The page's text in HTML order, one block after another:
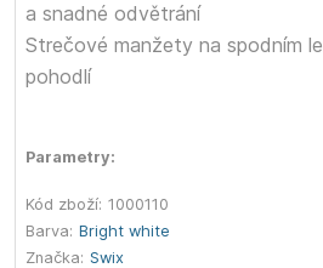
a snadné odvětrání
Strečové manžety na spodním
pohodlí
Parametry:
Kód zboží: 1000110
Barva: Bright white
Značka: Swix